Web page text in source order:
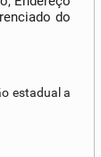
do
estadual a